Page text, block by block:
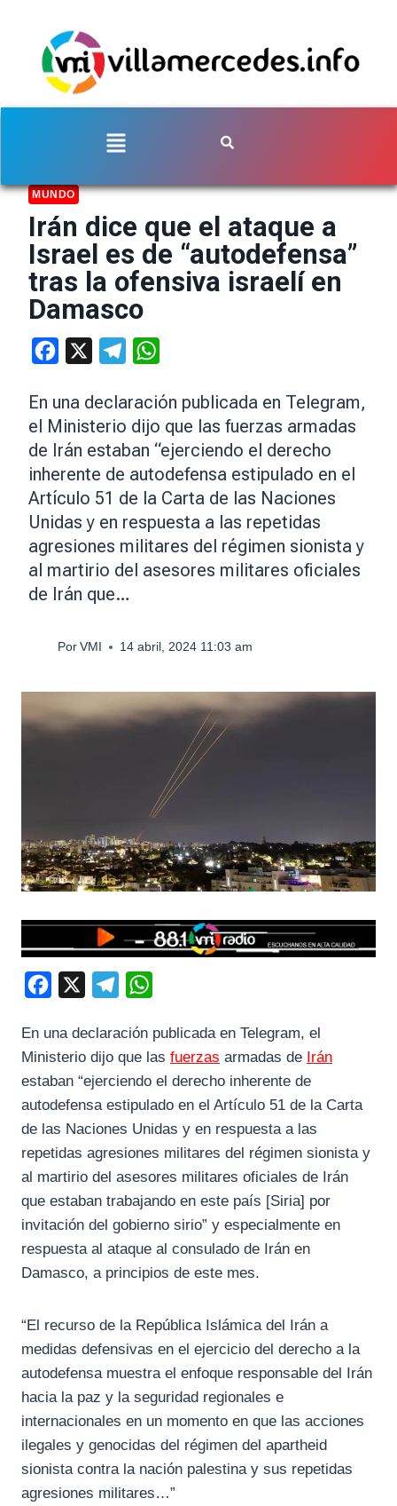
MUNDO
Irán dice que el ataque a
Israel es de “autodefensa”
tras la ofensiva israelí en
Damasco
Facebook Telegram
En una declaración publicada en Telegram,
el Ministerio dijo que las fuerzas armadas
de Irán estaban “ejerciendo el derecho
inherente de autodefensa estipulado en el
Artículo 51 de la Carta de las Naciones
Unidas y en respuesta a las repetidas
agresiones militares del régimen sionista y
al martirio del asesores militares oficiales
de Irán que…
Por VMI 14 abril, 2024 11:03 am
c
e
b
o
k
l
e
g
a
m
a
t
s
p
En una declaración publicada en Telegram, el
Ministerio dijo que las fuerzas armadas de Irán
estaban “ejerciendo el derecho inherente de
autodefensa estipulado en el Artículo 51 de la Carta
de las Naciones Unidas y en respuesta a las
repetidas agresiones militares del régimen sionista y
al martirio del asesores militares oficiales de Irán
que estaban trabajando en este país [Siria] por
invitación del gobierno sirio” y especialmente en
respuesta al ataque al consulado de Irán en
Damasco, a principios de este mes.
“El recurso de la República Islámica del Irán a
medidas defensivas en el ejercicio del derecho a la
autodefensa muestra el enfoque responsable del Irán
hacia la paz y la seguridad regionales e
internacionales en un momento en que las acciones
ilegales y genocidas del régimen del apartheid
sionista contra la nación palestina y sus repetidas
agresiones militares…”